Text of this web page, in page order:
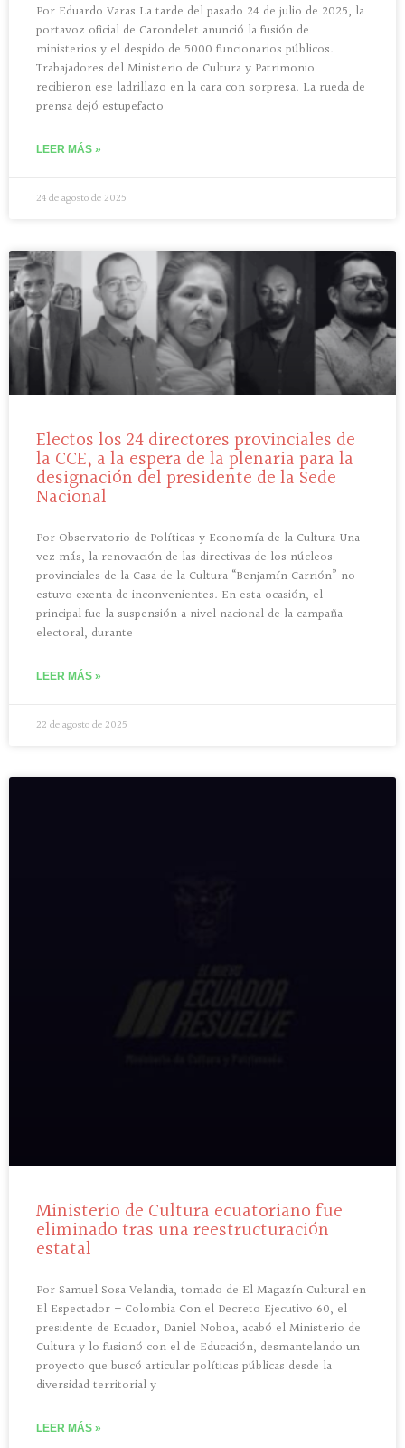
Por Eduardo Varas La tarde del pasado 24 de julio de 2025, la
portavoz oficial de Carondelet anunció la fusión de
ministerios y el despido de 5000 funcionarios públicos.
Trabajadores del Ministerio de Cultura y Patrimonio
recibieron ese ladrillazo en la cara con sorpresa. La rueda de
prensa dejó estupefacto
LEER MÁS »
24 de agosto de 2025
Electos los 24 directores provinciales de
la CCE, a la espera de la plenaria para la
designación del presidente de la Sede
Nacional
Por Observatorio de Políticas y Economía de la Cultura Una
vez más, la renovación de las directivas de los núcleos
provinciales de la Casa de la Cultura “Benjamín Carrión” no
estuvo exenta de inconvenientes. En esta ocasión, el
principal fue la suspensión a nivel nacional de la campaña
electoral, durante
LEER MÁS »
22 de agosto de 2025
Ministerio de Cultura ecuatoriano fue
eliminado tras una reestructuración
estatal
Por Samuel Sosa Velandia, tomado de El Magazín Cultural en
El Espectador – Colombia Con el Decreto Ejecutivo 60, el
presidente de Ecuador, Daniel Noboa, acabó el Ministerio de
Cultura y lo fusionó con el de Educación, desmantelando un
proyecto que buscó articular políticas públicas desde la
diversidad territorial y
LEER MÁS »